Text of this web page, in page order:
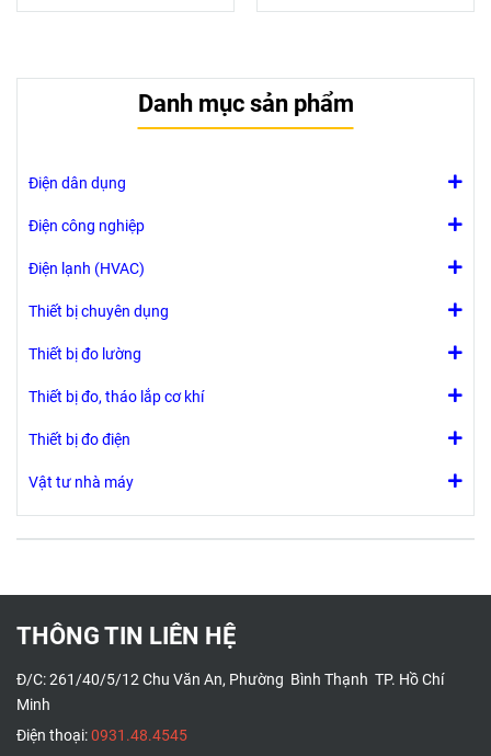
trong FCU,
bao gồm:
Chế độ làm
Chế độ thông
Điều khiển
hoặc tự động
trong FCU,
Danh mục sản phẩm
Điện dân dụng
Điện công nghiệp
Điện lạnh (HVAC)
Thiết bị chuyên dụng
Thiết bị đo lường
Thiết bị đo, tháo lắp cơ khí
Thiết bị đo điện
Vật tư nhà máy
THÔNG TIN LIÊN HỆ
Đ/C: 261/40/5/12 Chu Văn An, Phường Bình Thạnh TP. Hồ Chí
Minh
Điện thoại:0931.48.4545